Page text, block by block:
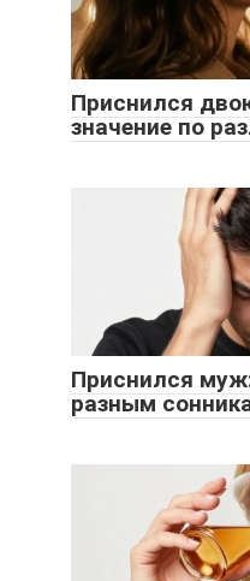
Приснился
значение по
Приснился
разным